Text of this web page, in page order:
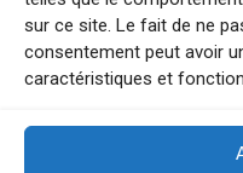
sur ce site. Le fait de ne
consentement peut avoir
caractéristiques et
EVENT
Tourisme week-end : envie de
Explorez nos bonnes adresses